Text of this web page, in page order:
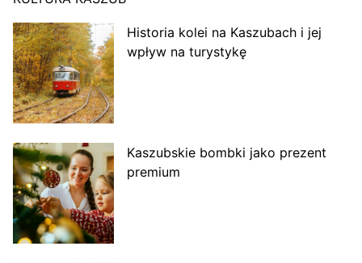
Historia kolei na Kaszubach i jej
wpływ na turystykę
Kaszubskie bombki jako prezent
premium